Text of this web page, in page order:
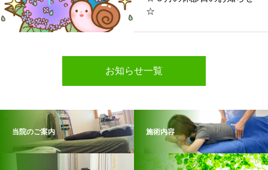
☆
お知らせ一覧
当院のご案内 施術内容